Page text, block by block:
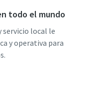
todo el mundo
servicio local le
y operativa para